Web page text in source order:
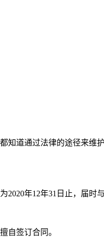
知道通过法律的途径来
2020年12年31日止，届时
自签订合同。